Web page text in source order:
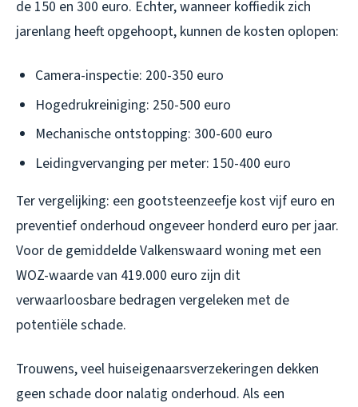
de 150 en 300 euro. Echter, wanneer koffiedik zich
jarenlang heeft opgehoopt, kunnen de kosten oplopen:
Camera-inspectie: 200-350 euro
Hogedrukreiniging: 250-500 euro
Mechanische ontstopping: 300-600 euro
Leidingvervanging per meter: 150-400 euro
Ter vergelijking: een gootsteenzeefje kost vijf euro en
preventief onderhoud ongeveer honderd euro per jaar.
Voor de gemiddelde Valkenswaard woning met een
WOZ-waarde van 419.000 euro zijn dit
verwaarloosbare bedragen vergeleken met de
potentiële schade.
Trouwens, veel huiseigenaarsverzekeringen dekken
geen schade door nalatig onderhoud. Als een